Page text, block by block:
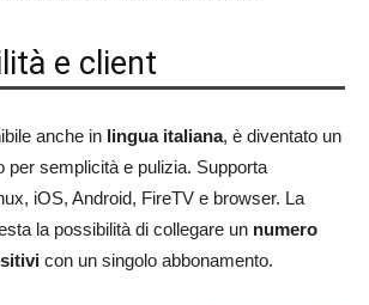
e client
anche in lingua italiana, è diventato un
per semplicità e pulizia. Supporta
iOS, Android, FireTV e browser. La
la possibilità di collegare un numero
con un singolo abbonamento.